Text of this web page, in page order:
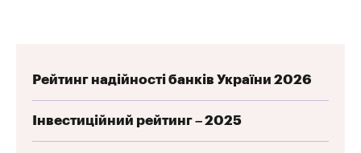
Рейтинг надійності банків України 2026
Інвестиційний рейтинг – 2025